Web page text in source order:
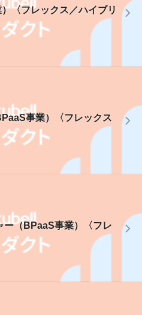
〈フレックス／ハイブリ
事業）〈フレックス
ー（BPaaS事業）〈フレ